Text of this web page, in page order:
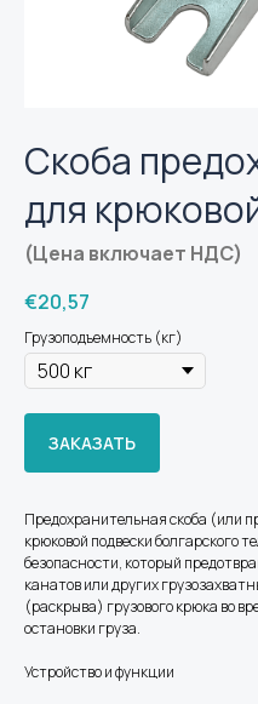
Скоба
для
(Цена включает НДС)
€20,57
Грузоподъемность (кг)
ЗАКАЗАТЬ
Предохранительная скоба (или
крюковой подвески болгарского
безопасности, который
канатов или других
(раскрыва) грузового крюка во
остановки груза.
Устройство и функции